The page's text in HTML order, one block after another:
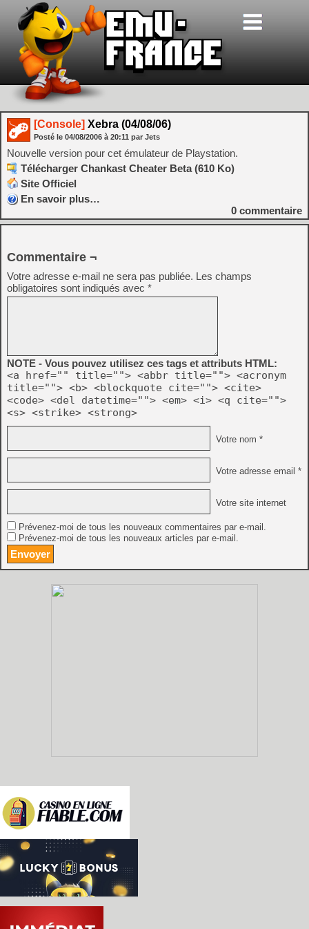
[Console] Xebra (04/08/06)
Posté le 04/08/2006 à 20:11 par Jets
Nouvelle version pour cet émulateur de Playstation.
Télécharger Chankast Cheater Beta (610 Ko)
Site Officiel
En savoir plus…
0 commentaire
Commentaire ¬
Votre adresse e-mail ne sera pas publiée. Les champs
obligatoires sont indiqués avec *
NOTE - Vous pouvez utilisez ces tags et attributs HTML:
<a href="" title=""> <abbr title=""> <acronym
title=""> <b> <blockquote cite=""> <cite>
<code> <del datetime=""> <em> <i> <q cite="">
<s> <strike> <strong>
Votre nom *
Votre adresse email *
Votre site internet
Prévenez-moi de tous les nouveaux commentaires par e-mail.
Prévenez-moi de tous les nouveaux articles par e-mail.